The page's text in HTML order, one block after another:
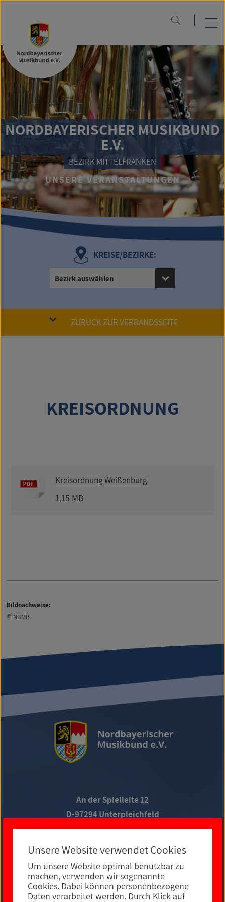
NORDBAYERISCHER MUSIKBUND
E.V.
BEZIRK MITTELFRANKEN
UNSERE VERANSTALTUNGEN
KREISE/BEZIRKE:
Bezirk auswählen
ZURÜCK ZUR VERBANDSSEITE
KREISORDNUNG
1,15 MB
Kreisordnung Weißenburg
Bildnachweise:
© NBMB
An der Spielleite 12
D-97294 Unterpleichfeld
Telefon +49 9367 988 689-0
Social Media
Unsere Website verwendet Cookies
Um unsere Website optimal benutzbar zu
machen, verwenden wir sogenannte
Cookies. Dabei können personenbezogene
Daten verarbeitet werden. Durch Klick auf